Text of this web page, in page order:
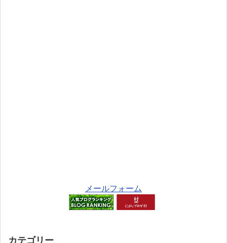
メールフォーム
カテゴリー